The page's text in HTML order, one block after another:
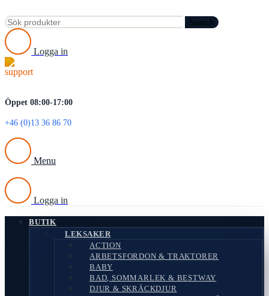
Search
Logga in
Öppet 08:00-17:00
+46 (0)13 36 86 70
Menu
Logga in
BUTIK
LEKSAKER
ACTION
ARBETSFORDON & TRAKTORER
BABY
BAD, SOMMARLEK & BESTWAY
DJUR & SKRÄCKDJUR